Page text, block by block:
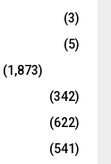
(3)
(5)
(1,873)
(342)
(622)
(541)